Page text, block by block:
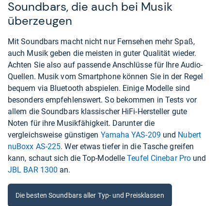
Soundbars, die auch bei Musik
überzeugen
Mit Soundbars macht nicht nur Fernsehen mehr Spaß,
auch Musik geben die meisten in guter Qualität wieder.
Achten Sie also auf passende Anschlüsse für Ihre Audio-
Quellen. Musik vom Smartphone können Sie in der Regel
bequem via Bluetooth abspielen. Einige Modelle sind
besonders empfehlenswert. So bekommen in Tests vor
allem die Soundbars klassischer HiFi-Hersteller gute
Noten für ihre Musikfähigkeit. Darunter die
vergleichsweise günstigen Yamaha YAS-209 und Nubert
nuBoxx AS-225. Wer etwas tiefer in die Tasche greifen
kann, schaut sich die Top-ModelleTeufel Cinebar Pro und
JBL BAR 1300 an.
Die besten Soundbars aller Typ- und Preisklassen